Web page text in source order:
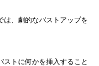
は、劇的なバストアップを
ストに何かを挿入すること